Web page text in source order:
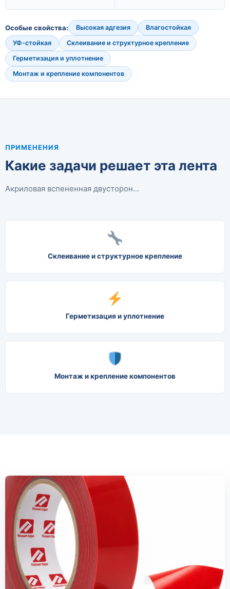
Особые свойства: Высокая адгезия
Влагостойкая
УФ-стойкая
Склеивание и структурное крепление
Герметизация и уплотнение
Монтаж и крепление компонентов
ПРИМЕНЕНИЯ
Какие задачи решает эта лента
Акриловая вспененная двусторон...
Склеивание и структурное крепление
Герметизация и уплотнение
Монтаж и крепление компонентов